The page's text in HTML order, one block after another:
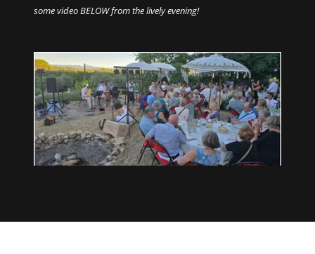
some video BELOW from the lively evening!